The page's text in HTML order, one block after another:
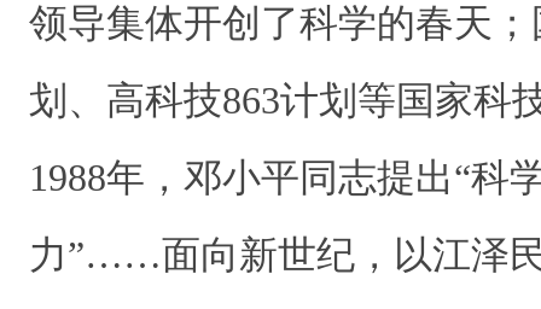
领导集体开创了科学的春天
划、高科技863计划等国家科
1988年，邓小平同志提出“科
力”……面向新世纪，以江泽